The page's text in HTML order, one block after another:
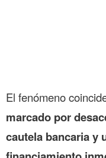
El fenómeno
marcado por
cautela bancaria y